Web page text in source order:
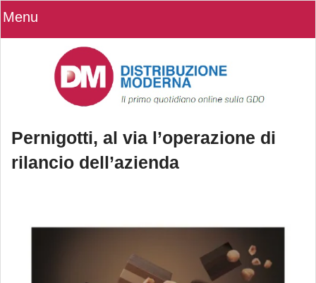
Menu
Pernigotti, al via l’operazione di
rilancio dell’azienda